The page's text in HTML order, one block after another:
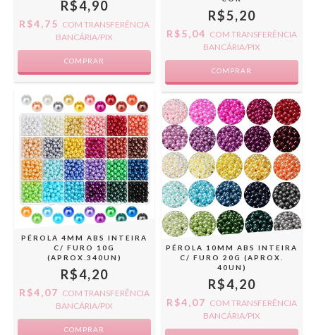
R$4,90
R$4,75 COM TRANSFERÊNCIA
BANCÁRIA/PIX
COMPRAR
R$5,20
R$5,04 COM TRANSFERÊNCIA
BANCÁRIA/PIX
COMPRAR
PÉROLA 4MM ABS INTEIRA
C/ FURO 10G
(APROX.340UN)
R$4,20
R$4,07 COM TRANSFERÊNCIA
BANCÁRIA/PIX
COMPRAR
PÉROLA 10MM ABS INTEIRA
C/ FURO 20G (APROX.
40UN)
R$4,20
R$4,07 COM TRANSFERÊNCIA
BANCÁRIA/PIX